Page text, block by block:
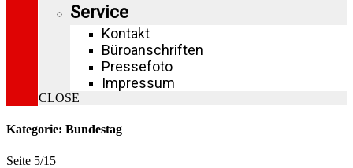
Service
Kontakt
Büroanschriften
Pressefoto
Impressum
CLOSE
Kategorie: Bundestag
Seite 5/15